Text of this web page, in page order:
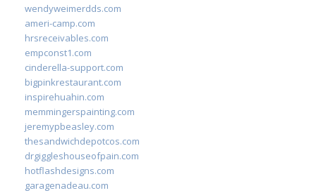
wendyweimerdds.com
ameri-camp.com
hrsreceivables.com
empconst1.com
cinderella-support.com
bigpinkrestaurant.com
inspirehuahin.com
memmingerspainting.com
jeremypbeasley.com
thesandwichdepotcos.com
drgiggleshouseofpain.com
hotflashdesigns.com
garagenadeau.com